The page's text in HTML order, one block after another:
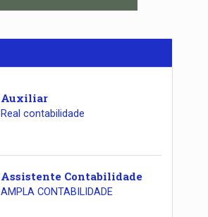
Auxiliar
Real contabilidade
Assistente Contabilidade
AMPLA CONTABILIDADE